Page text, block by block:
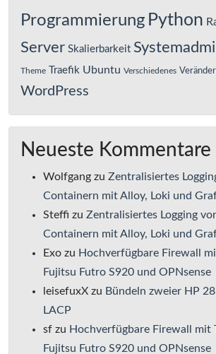
Programmierung Python
Server Skalierbarkeit
Theme Traefik Ubuntu Verschiedenes
WordPress
Neueste Kommentare
Wolfgang zu Zentralisiertes
Containern mit Alloy, Loki und
Steffi zu Zentralisiertes Logging
Containern mit Alloy, Loki und
Exo zu Hochverfügbare Firewall
Fujitsu Futro S920 und OPNsense
leisefuxX zu Bündeln zweier HP
LACP
sf zu Hochverfügbare Firewall mit
Fujitsu Futro S920 und OPNsense